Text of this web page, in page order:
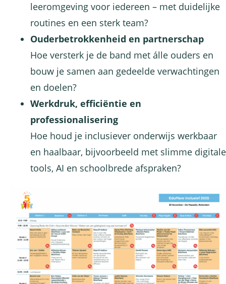
leeromgeving voor iedereen – met duidelijke
routines en een sterk team?
Ouderbetrokkenheid en partnerschap
Hoe versterk je de band met álle ouders en
bouw je samen aan gedeelde verwachtingen
en doelen?
Werkdruk, efficiëntie en
professionalisering
Hoe houd je inclusiever onderwijs werkbaar
en haalbaar, bijvoorbeeld met slimme digitale
tools, AI en schoolbrede afspraken?